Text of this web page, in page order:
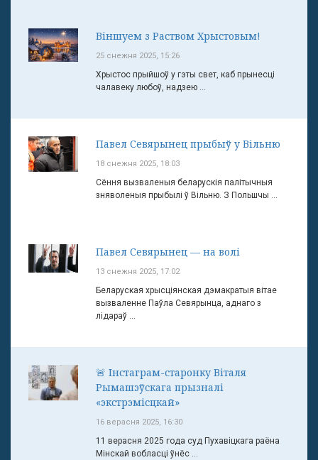
Віншуем з Раством Хрыстовым!
25 снежня 2025, 15:26
Хрыстос прыйшоў у гэты свет, каб прынесці
чалавеку любоў, надзею ...
Павел Севярынец прыбыў у Вільню
18 снежня 2025, 18:03
Сёння вызваленыя беларускія палітычныя
зняволеныя прыбылі ў Вільню. З Польшчы ...
Павел Севярынец — на волі
13 снежня 2025, 17:02
Беларуская хрысціянская дэмакратыя вітае
вызваленне Паўла Севярынца, аднаго з
лідараў ...
🚨 Інстаграм-старонку Віталя
Рымашэўскага прызналі
«экстрэмісцкай»
16 верасня 2025, 16:30
11 верасня 2025 года суд Пухавіцкага раёна
Мінскай вобласці ўнёс ...